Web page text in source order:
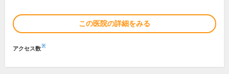
この医院の詳細をみる
アクセス数※